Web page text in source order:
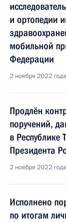
и ортопедии
мобильной
Федерации
2 ноября 2022
Продлён
поручений,
в Республике
Президента
2 ноября 2022
Исполнено
по итогам